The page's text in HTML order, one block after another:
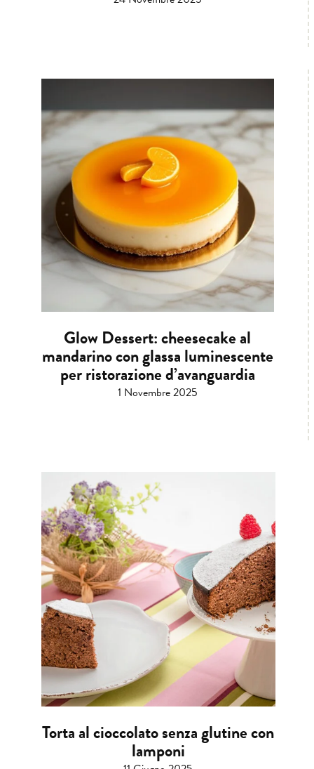
Glow Dessert: cheesecake al
mandarino con glassa luminescente
per ristorazione d’avanguardia
1 Novembre 2025
Torta al cioccolato senza glutine con
lamponi